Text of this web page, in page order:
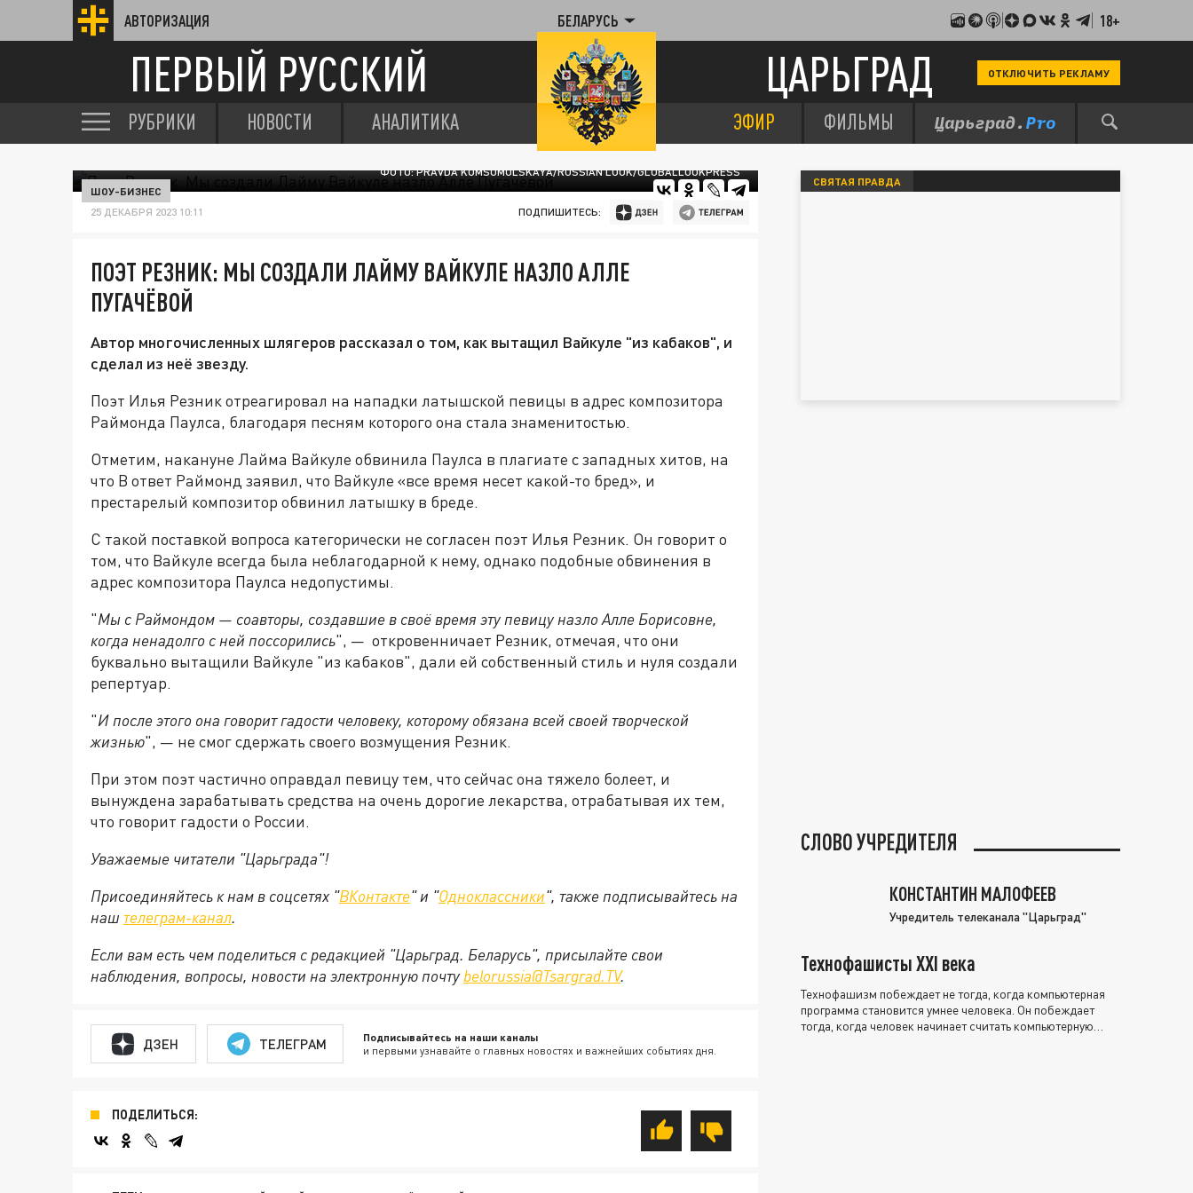
АВТОРИЗАЦИЯ БЕЛАРУСЬ 18+
ПЕРВЫЙ РУССКИЙ ЦАРЬГРАД ОТКЛЮЧИТЬ РЕКЛАМУ
РУБРИКИ НОВОСТИ АНАЛИТИКА ЭФИР ФИЛЬМЫ
ФОТО: PRAVDA KOMSOMOLSKAYA/RUSSIAN LOOK/GLOBALLOOKPRESS
ШОУ-БИЗНЕС
25 ДЕКАБРЯ 2023 10:11 ПОДПИШИТЕСЬ:
ПОЭТ РЕЗНИК: МЫ СОЗДАЛИ ЛАЙМУ ВАЙКУЛЕ НАЗЛО АЛЛЕ
ПУГАЧЁВОЙ
Автор многочисленных шлягеров рассказал о том, как вытащил Вайкуле "из кабаков", и
сделал из неё звезду.
Поэт Илья Резник отреагировал на нападки латышской певицы в адрес композитора
Раймонда Паулса, благодаря песням которого она стала знаменитостью.
Отметим, накануне Лайма Вайкуле обвинила Паулса в плагиате с западных хитов, на
что В ответ Раймонд заявил, что Вайкуле «все время несет какой-то бред», и
престарелый композитор обвинил латышку в бреде.
С такой поставкой вопроса категорически не согласен поэт Илья Резник. Он говорит о
том, что Вайкуле всегда была неблагодарной к нему, однако подобные обвинения в
адрес композитора Паулса недопустимы.
"Мы с Раймондом — соавторы, создавшие в своё время эту певицу назло Алле Борисовне,
когда ненадолго с ней поссорились", — откровенничает Резник, отмечая, что они
буквально вытащили Вайкуле "из кабаков", дали ей собственный стиль и нуля создали
репертуар.
"И после этого она говорит гадости человеку, которому обязана всей своей творческой
жизнью", — не смог сдержать своего возмущения Резник.
При этом поэт частично оправдал певицу тем, что сейчас она тяжело болеет, и
вынуждена зарабатывать средства на очень дорогие лекарства, отрабатывая их тем,
что говорит гадости о России.
Уважаемые читатели "Царьграда"!
Присоединяйтесь к нам в соцсетях "ВКонтакте" и "Одноклассники", также подписывайтесь на
наш телеграм-канал.
Если вам есть чем поделиться с редакцией "Царьград. Беларусь", присылайте свои
наблюдения, вопросы, новости на электронную почту belorussia@Tsargrad.TV.
ДЗЕН ТЕЛЕГРАМ Подписывайтесь на наши каналы
и первыми узнавайте о главных новостях и важнейших событиях дня.
ПОДЕЛИТЬСЯ:
СВЯТАЯ ПРАВДА
СЛОВО УЧРЕДИТЕЛЯ
КОНСТАНТИН МАЛОФЕЕВ
Учредитель телеканала "Царьград"
Технофашисты XXI века
Технофашизм побеждает не тогда, когда компьютерная
программа становится умнее человека. Он побеждает
тогда, когда человек начинает считать компьютерную